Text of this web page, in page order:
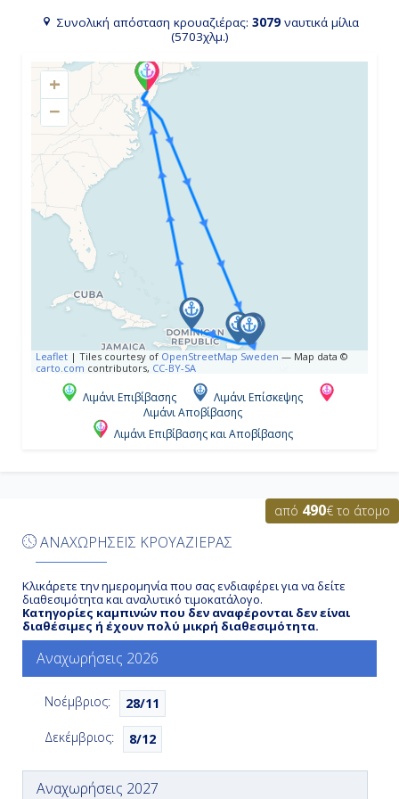
Τόρτολα, Βρετανικές Παρθένοι
7:00
18:00
Σαιντ Τόμας, Αμερικανικές
Παρθένοι Νήσοι
18:00
Ημέρα 7η
Σαν Χουάν, Πουέρτο Ρίκο
Συνολική απόσταση κρουαζιέρας: 3079ναυτικά μίλια
(5703χλμ.)
+
−
Leaflet | Tiles courtesy of OpenStreetMap Sweden — Map data ©
carto.com contributors, CC-BY-SA
Λιμάνι Επιβίβασης
Λιμάνι Επίσκεψης
Λιμάνι Αποβίβασης
Λιμάνι Επιβίβασης και Αποβίβασης
ΑΝΑΧΩΡΗΣΕΙΣ ΚΡΟΥΑΖΙΕΡΑΣ
από 490€ το άτομο
Κλικάρετε την ημερομηνία που σας ενδιαφέρει για να δείτε
διαθεσιμότητα και αναλυτικό τιμοκατάλογο.
Κατηγορίες καμπινών που δεν αναφέρονται δεν είναι
διαθέσιμες ή έχουν πολύ μικρή διαθεσιμότητα.
Αναχωρήσεις 2026
Νοέμβριος:
28/11
Δεκέμβριος:
8/12
Αναχωρήσεις 2027